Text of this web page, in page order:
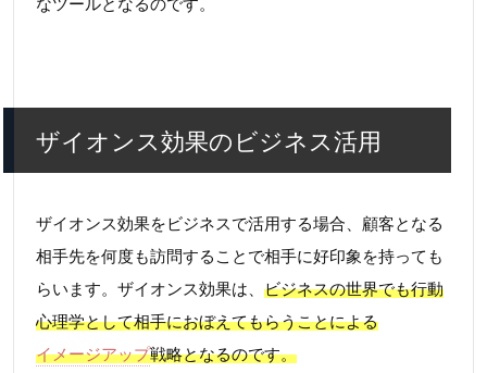
なツールとなるのです。
ザイオンス効果のビジネス活用
ザイオンス効果をビジネスで活用する場合、顧客となる
相手先を何度も訪問することで相手に好印象を持っても
らいます。ザイオンス効果は、 ビジネスの世界でも行動
心理学として相手におぼえてもらうことによる
イメージアップ戦略となるのです。